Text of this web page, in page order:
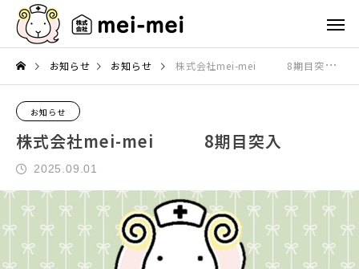
お知らせ お知らせ 株式会社mei-mei 8期目突入
お知らせ
株式会社mei-mei 8期目突入
2025.09.01